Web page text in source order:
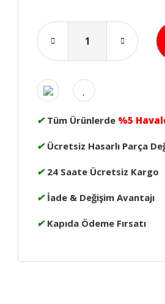
✔ Tüm Ürünlerde %5
✔ Ücretsiz Hasarlı Parça
✔ 24 Saate Ücretsiz Kargo
✔ İade & Değişim Avantajı
✔ Kapıda Ödeme Fırsatı